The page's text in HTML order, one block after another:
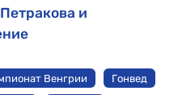
и
Венгрии Гонвед